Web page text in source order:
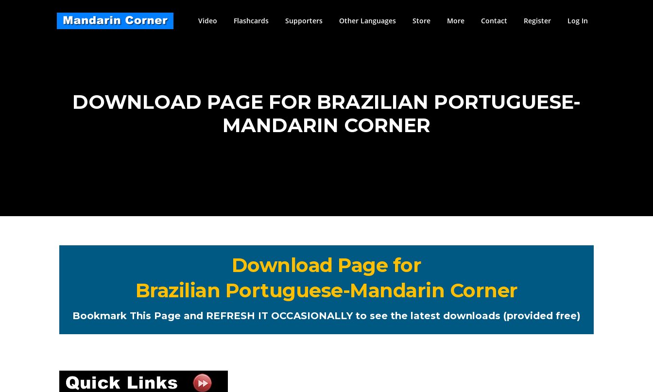
Video Flashcards Supporters Other Languages Store More Contact Register Log In
DOWNLOAD PAGE FOR BRAZILIAN PORTUGUESE-
MANDARIN CORNER
Download Page for
Brazilian Portuguese-Mandarin Corner
Bookmark This Page and REFRESH IT OCCASIONALLY to see the latest downloads (provided free)